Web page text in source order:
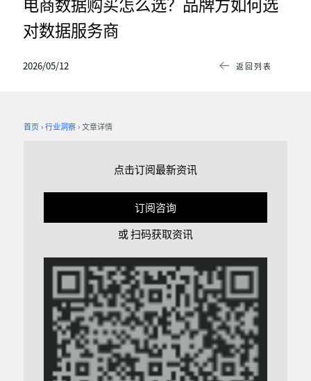
返回列表
2026/05/12
对数据服务商
首页 行业洞察 文章详情
点击订阅最新资讯
订阅咨询
或 扫码获取资讯